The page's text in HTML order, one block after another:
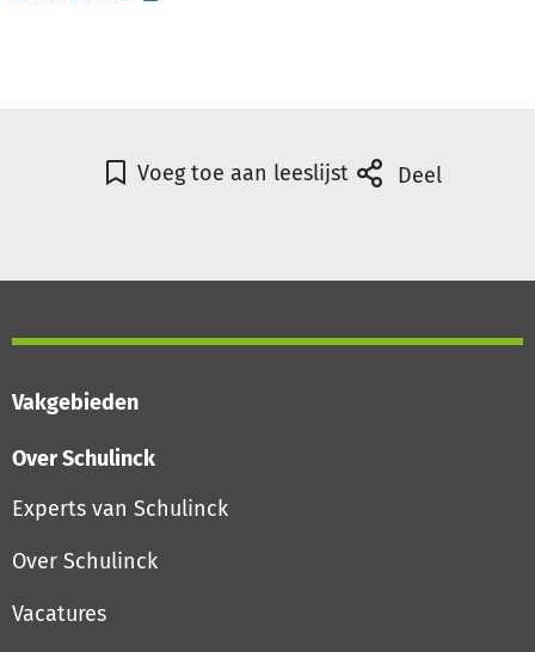
Voeg toe aan leeslijst Deel
Vakgebieden
Over Schulinck
Experts van Schulinck
Over Schulinck
Vacatures